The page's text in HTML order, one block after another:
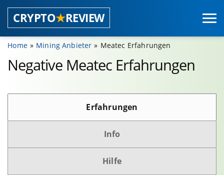
CRYPTO★REVIEW
Home Mining Anbieter Meatec Erfahrungen
Negative Meatec Erfahrungen
Erfahrungen
Info
Hilfe